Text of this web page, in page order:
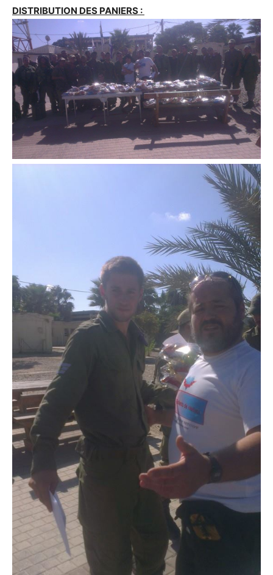
DISTRIBUTION DES PANIERS :